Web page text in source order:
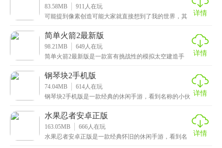
83.58MB 911 人在玩
可能提到像素创造可能大家就直接想到了我的世界，其
给大
详情
简单火箭2最新版
98.21MB 649 人在玩
简单火箭2最新版是一款富有挑战性的模拟太空建造手
一
详情
钢琴块2手机版
74.04MB 614 人在玩
钢琴块2手机版是一款经典的休闲手游，看到名称的小伙
候
详情
水果忍者安卓正版
163.05MB 666 人在玩
水果忍者安卓正版是一款经典怀旧的休闲手游，看到名
详情